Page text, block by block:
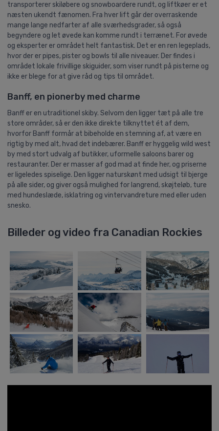
transporterer skiløbere og snowboardere rundt, og liftkøer er et
næsten ukendt fænomen. Fra hver lift går der overraskende
mange lange nedfarter af alle sværhedsgrader, så også
begyndere og let øvede kan komme rundt i terrænet. For øvede
og eksperter er området helt fantastisk. Det er en ren legeplads,
hvor der er pipes, pister og bowls til alle niveauer. Der findes i
området lokale frivillige skiguider, som viser rundt på pisterne og
ikke er blege for at give råd og tips til området.
Banff, en pionerby med charme
Banff er en utraditionel skiby. Selvom den ligger tæt på alle tre
store områder, så er den ikke direkte tilknyttet ét af dem,
hvorfor Banff formår at bibeholde en stemning af, at være en
rigtig by med alt, hvad det indebærer. Banff er hyggelig wild west
by med stort udvalg af butikker, uformelle saloons barer og
restauranter. Der er masser af god mad at finde her, og priserne
er ligeledes spiselige. Den ligger naturskønt med udsigt til bjerge
på alle sider, og giver også mulighed for langrend, skøjteløb, ture
med hundeslæde, isklatring og vintervandreture med eller uden
snesko.
Billeder og video fra Canadian Rockies